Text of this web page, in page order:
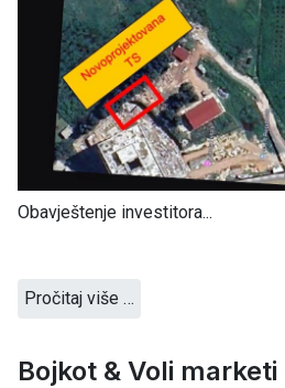
Obavještenje investitora...
Pročitaj više …
Bojkot & Voli marketi